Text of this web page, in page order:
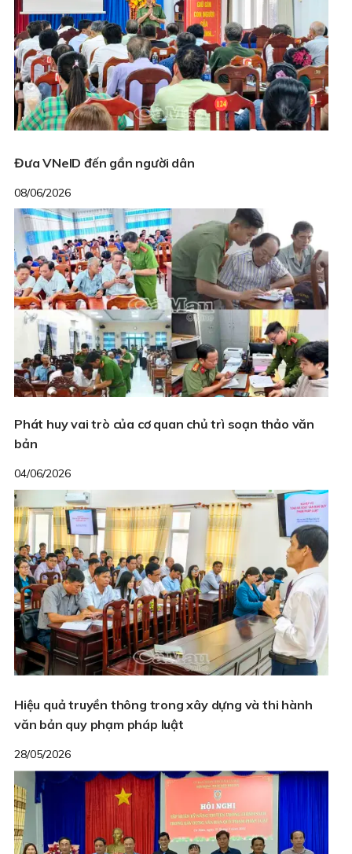
Đưa VNeID đến gần người dân
08/06/2026
Phát huy vai trò của cơ quan chủ trì soạn thảo văn
bản
04/06/2026
Hiệu quả truyền thông trong xây dựng và thi hành
văn bản quy phạm pháp luật
28/05/2026